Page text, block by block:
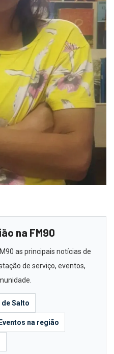
na FM90
as principais notícias de
de serviço, eventos,
Salto
Eventos na região